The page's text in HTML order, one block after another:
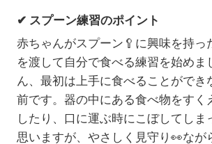
✔ スプーン練習のポイント
赤ちゃんがスプーン 🥄 に興味を持っ
を渡して自分で食べる練習を始めま
ん、最初は上手に食べることができ
前です。器の中にある食べ物をすく
したり、口に運ぶ時にこぼしてしま
思いますが、やさしく見守り 👀なが